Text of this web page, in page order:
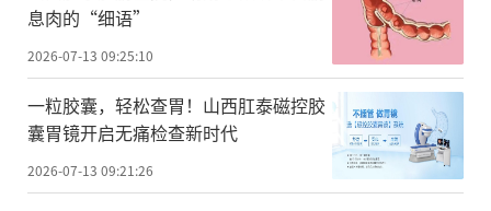
息肉的“细语”
2026-07-13 09:25:10
一粒胶囊，轻松查胃！山西肛泰磁控胶
囊胃镜开启无痛检查新时代
2026-07-13 09:21:26